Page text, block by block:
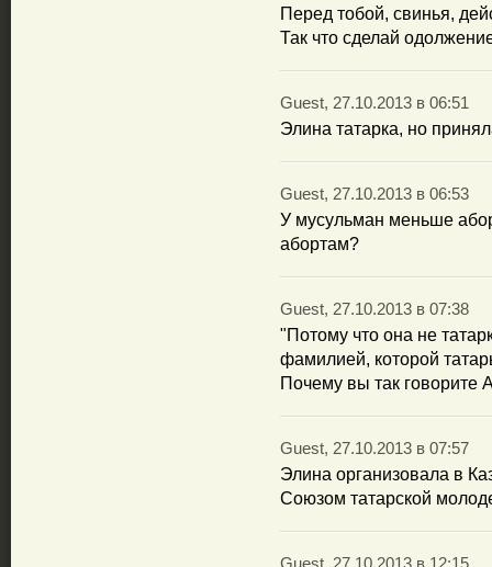
Перед тобой, свинья,
Так что сделай
Guest, 27.10.2013 в 06:51
Элина татарка, но
Guest, 27.10.2013 в 06:53
У мусульман меньше
абортам?
Guest, 27.10.2013 в 07:38
"Потому что она не
фамилией, которой
Почему вы так говорите
Guest, 27.10.2013 в 07:57
Элина организовала в
Союзом татарской